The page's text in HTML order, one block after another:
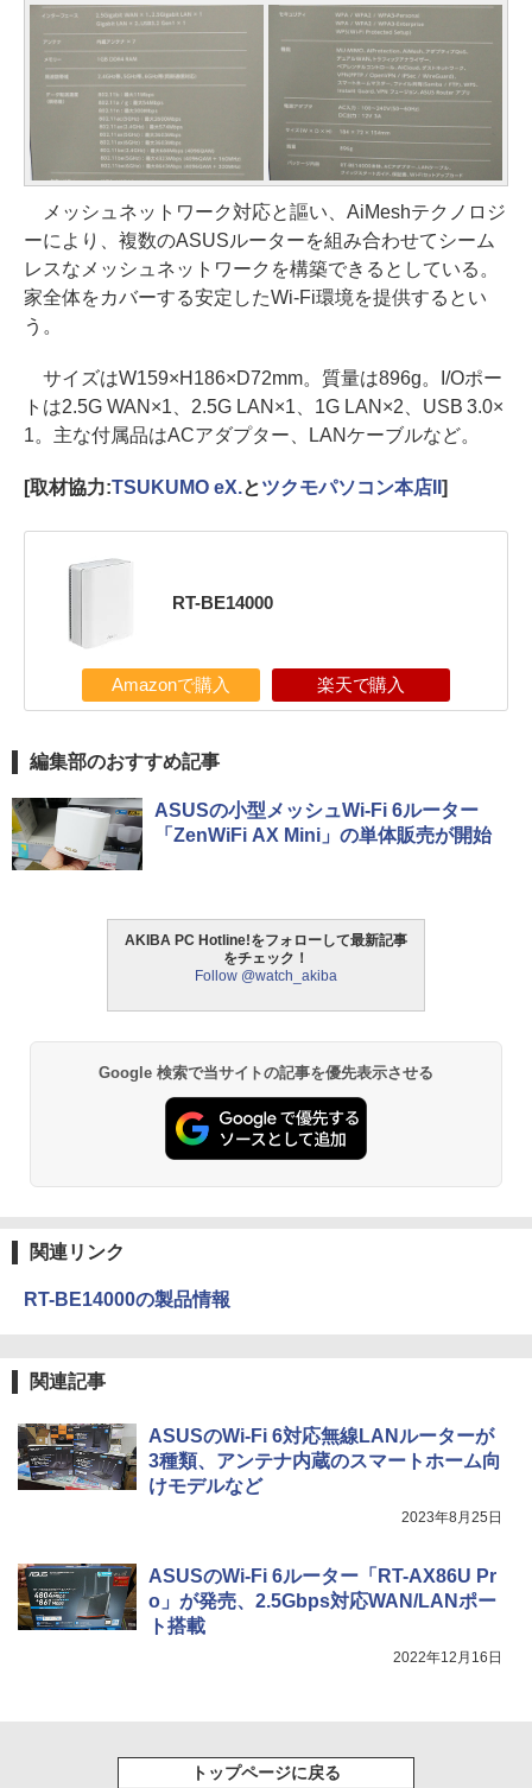
メッシュネットワーク対応と謳い、AiMeshテクノロジ
ーにより、複数のASUSルーターを組み合わせてシーム
レスなメッシュネットワークを構築できるとしている。
家全体をカバーする安定したWi-Fi環境を提供するとい
う。
サイズはW159×H186×D72mm。質量は896g。I/Oポー
トは2.5G WAN×1、2.5G LAN×1、1G LAN×2、USB 3.0×
1。主な付属品はACアダプター、LANケーブルなど。
[取材協力:TSUKUMO eX.とツクモパソコン本店II ]
RT-BE14000
Amazonで購入 楽天で購入
編集部のおすすめ記事
ASUSの小型メッシュWi-Fi 6ルーター
「ZenWiFi AX Mini」の単体販売が開始
AKIBA PC Hotline!をフォローして最新記事
をチェック！
Follow @watch_akiba
Google 検索で当サイトの記事を優先表示させる
関連リンク
RT-BE14000の製品情報
関連記事
ASUSのWi-Fi 6対応無線LANルーターが
3種類、アンテナ内蔵のスマートホーム向
けモデルなど
2023年8月25日
ASUSのWi-Fi 6ルーター「RT-AX86U Pr
o」が発売、2.5Gbps対応WAN/LANポー
ト搭載
2022年12月16日
トップページに戻る